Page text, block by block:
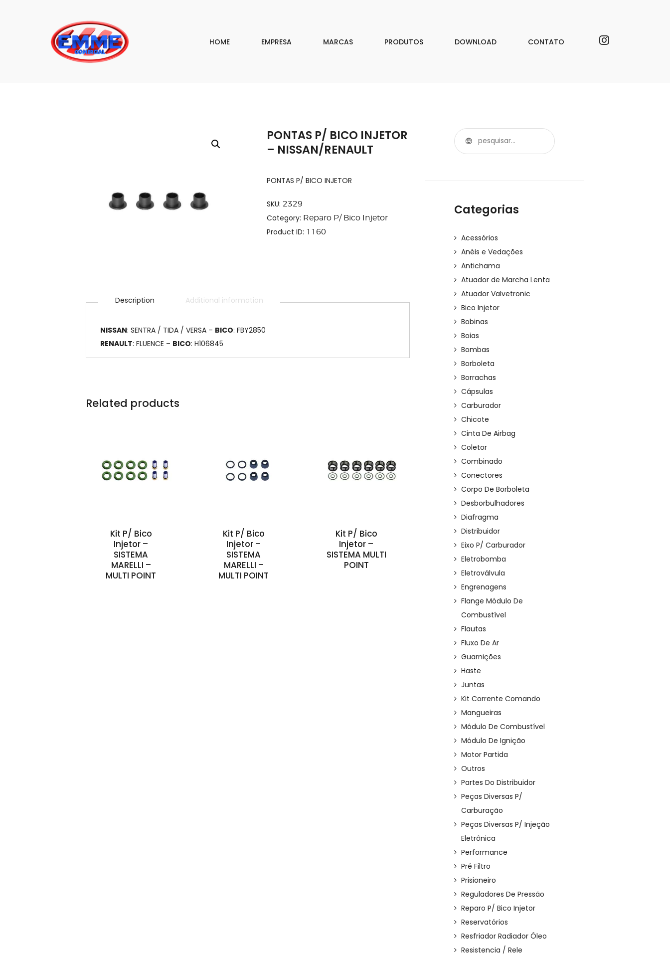
HOME EMPRESA MARCAS PRODUTOS DOWNLOAD CONTATO
PRODUTOS
PONTAS P/ BICO INJETOR
– NISSAN/RENAULT
PONTAS P/ BICO INJETOR
SKU: 2329
Category: Reparo P/ Bico Injetor
Product ID: 1160
Description Additional information
NISSAN: SENTRA / TIDA / VERSA – BICO: FBY2850
RENAULT: FLUENCE – BICO: H106845
Related products
Kit P/ Bico
Injetor –
SISTEMA
MARELLI –
MULTI POINT
Kit P/ Bico
Injetor –
SISTEMA
MARELLI –
MULTI POINT
Kit P/ Bico
Injetor –
SISTEMA MULTI
POINT
PESQUISAR
Categorias
Acessórios
Anéis e Vedações
Antichama
Atuador de Marcha Lenta
Atuador Valvetronic
Bico Injetor
Bobinas
Boias
Bombas
Borboleta
Borrachas
Cápsulas
Carburador
Chicote
Cinta De Airbag
Coletor
Combinado
Conectores
Corpo De Borboleta
Desborbulhadores
Diafragma
Distribuidor
Eixo P/ Carburador
Eletrobomba
Eletroválvula
Engrenagens
Flange Módulo De
Combustível
Flautas
Fluxo De Ar
Guarnições
Haste
Juntas
Kit Corrente Comando
Mangueiras
Módulo De Combustível
Módulo De Ignição
Motor Partida
Outros
Partes Do Distribuidor
Peças Diversas P/
Carburação
Peças Diversas P/ Injeção
Eletrônica
Performance
Pré Filtro
Prisioneiro
Reguladores De Pressão
Reparo P/ Bico Injetor
Reservatórios
Resfriador Radiador Óleo
Resistencia / Rele